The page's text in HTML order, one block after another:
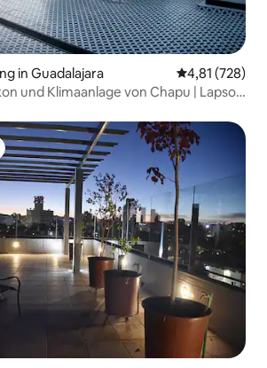
in Guadalajara
4,81 (728)
und Klimaanlage von Chapu | Lapso